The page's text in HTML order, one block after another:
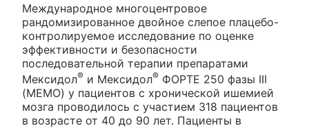
Международное многоцентровое
рандомизированное двойное слепое плацебо-
контролируемое исследование по оценке
эффективности и безопасности
последовательной терапии препаратами
Мексидол® и Мексидол® ФОРТЕ 250 фазы III
(МЕМО) у пациентов с хронической ишемией
мозга проводилось с участием 318 пациентов
в возрасте от 40 до 90 лет. Пациенты в